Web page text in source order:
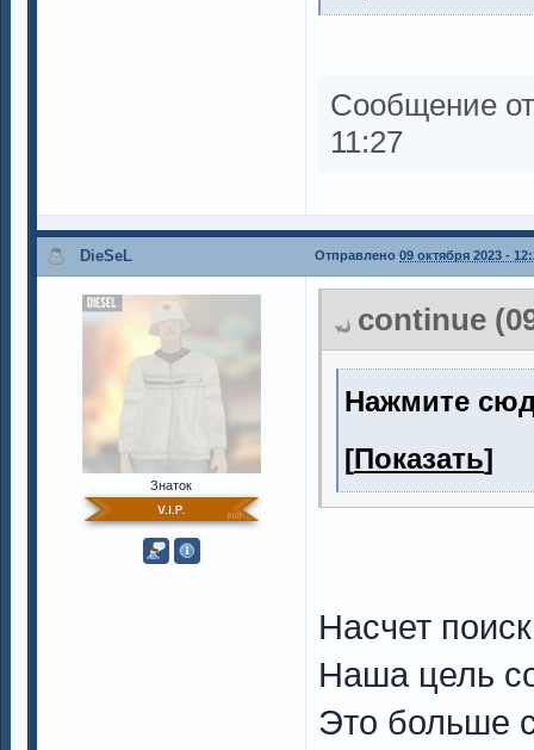
Сообщение
11:27
DieSeL Отправлено 09 октября 2023 -
Знаток
continue
Нажмите
[Показать]
Насчет
Наша цель
Это больше